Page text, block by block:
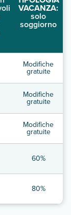
VACANZA:
solo
soggiorno
Modifiche
gratuite
Modifiche
gratuite
Modifiche
gratuite
60%
80%